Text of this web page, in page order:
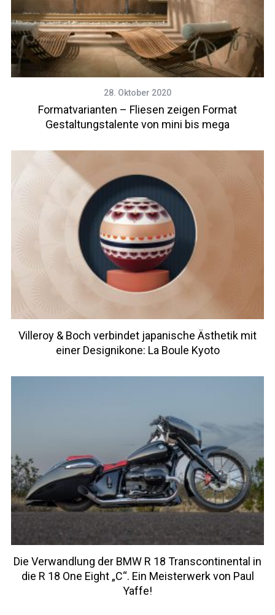
28. Oktober 2020
Formatvarianten – Fliesen zeigen Format
Gestaltungstalente von mini bis mega
Villeroy & Boch verbindet japanische Ästhetik mit
einer Designikone: La Boule Kyoto
Die Verwandlung der BMW R 18 Transcontinental in
die R 18 One Eight „C“. Ein Meisterwerk von Paul
Yaffe!